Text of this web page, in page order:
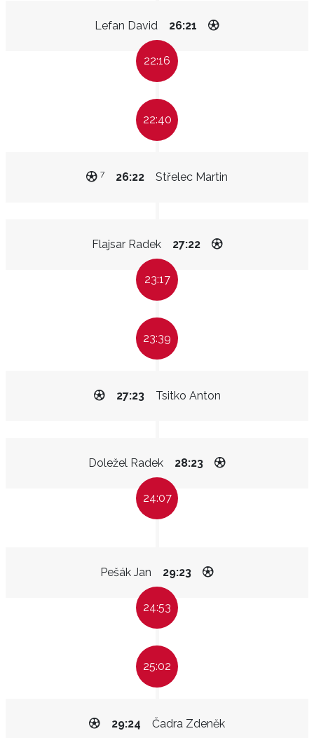
Lefan David 26:21
22:16
22:40
Střelec Martin
26:22
7
Flajsar Radek 27:22
23:17
23:39
Tsitko Anton
27:23
Doležel Radek 28:23
24:07
Pešák Jan 29:23
24:53
25:02
Čadra Zdeněk
29:24